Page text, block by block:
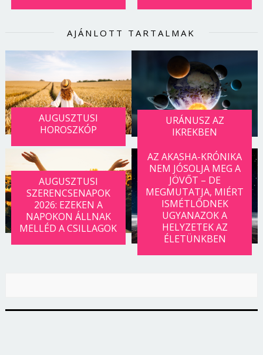
AJÁNLOTT TARTALMAK
AUGUSZTUSI
HOROSZKÓP
URÁNUSZ AZ
IKREKBEN
AUGUSZTUSI
SZERENCSENAPOK
2026: EZEKEN A
NAPOKON ÁLLNAK
MELLÉD A CSILLAGOK
AZ AKASHA-KRÓNIKA
NEM JÓSOLJA MEG A
JÖVŐT – DE
MEGMUTATJA, MIÉRT
ISMÉTLŐDNEK
UGYANAZOK A
HELYZETEK AZ
ÉLETÜNKBEN